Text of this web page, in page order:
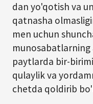
dan yo'qotish va
qatnasha
men uchun
munosabatlarning
paytlarda bir-
qulaylik va
chetda qoldirib